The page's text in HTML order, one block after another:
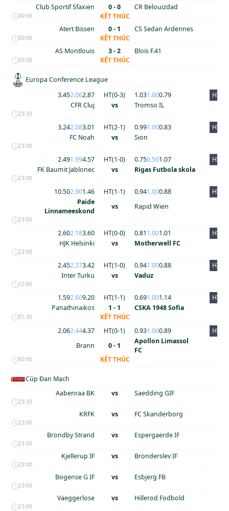
Club Sportif Sfaxien
0 - 0 CR Belouizdad
00:00
KẾT THÚC
Atert Bissen
0 - 1 CS Sedan Ardennes
00:00
KẾT THÚC
AS Montlouis
3 - 2 Blois F.41
00:00 KẾT THÚC
Europa Conference League
3.452.062.87 HT(0-3) 1.031.000.79
HT
CFR Cluj
vs Tromso IL
23:30
3.242.083.01 HT(2-1) 0.991.000.83
HT
FC Noah
vs Sion
23:00
2.491.994.57 HT(1-0) 0.750.501.07
HT
FK Baumit Jablonec
vs Rigas Futbola skola
23:00
10.502.901.46 HT(1-1) 0.941.000.88
HT
Paide
Linnameeskond
vs Rapid Wien
23:00
2.602.183.60 HT(0-0) 0.811.001.01
HT
HJK Helsinki
vs Motherwell FC
23:00
2.452.373.42 HT(1-0) 0.941.000.88
HT
Inter Turku
vs Vaduz
22:00
1.592.609.20 HT(1-1) 0.691.001.14
HT
Panathinaikos
1 - 1 CSKA 1948 Sofia
01:30
KẾT THÚC
2.062.444.37 HT(0-1) 0.931.000.89
HT
Brann
0 - 1
Apollon Limassol
FC
00:00 KẾT THÚC
Cúp Đan Mạch
Aabenraa BK
vs Saedding GIF
23:30
KRFK vs FC Skanderborg
23:00
Brondby Strand vs Espergaerde IF
23:00
Kjellerup IF vs Bronderslev IF
23:00
Bogense G IF vs Esbjerg FB
23:00
Vaeggerlose vs Hillerod Fodbold
23:00